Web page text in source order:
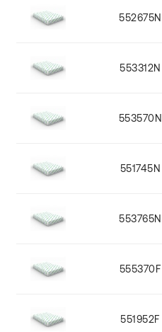
552675N
553312N
553570N
551745N
553765N
555370F
551952F